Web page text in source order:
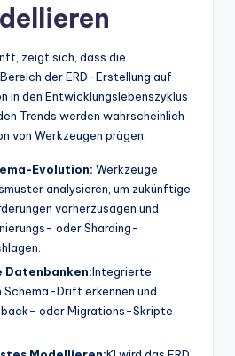
zeigt sich, dass die
der ERD-Erstellung auf
in den Entwicklungslebenszyklus
Trends werden wahrscheinlich
von Werkzeugen prägen.
Evolution: Werkzeuge
analysieren, um zukünftige
vorherzusagen und
oder Sharding-
Datenbanken:Integrierte
Schema-Drift erkennen und
oder Migrations-Skripte